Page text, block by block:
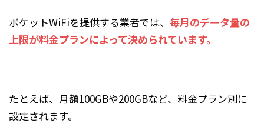
ポケットWiFiを提供する業者では、 毎月のデータ量の
上限が料金プランによって決められています。
たとえば、月額100GBや200GBなど、料金プラン別に
設定されます。